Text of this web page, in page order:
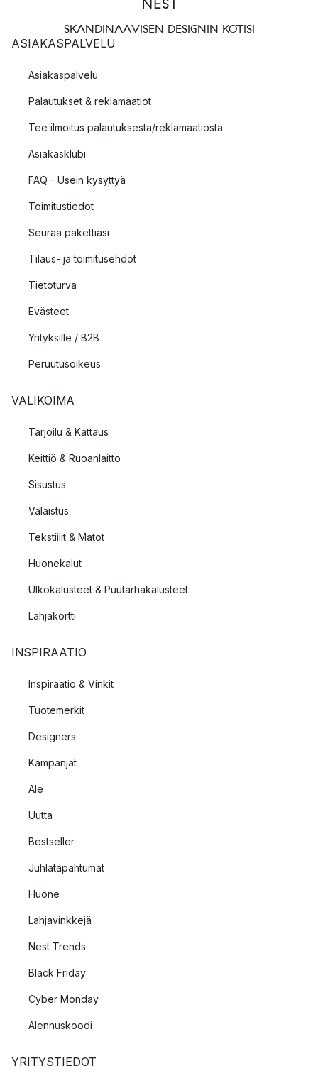
SKANDINAAVISEN DESIGNIN KOTISI
ASIAKASPALVELU
Asiakaspalvelu
Palautukset & reklamaatiot
Tee ilmoitus palautuksesta/reklamaatiosta
Asiakasklubi
FAQ - Usein kysyttyä
Toimitustiedot
Seuraa pakettiasi
Tilaus- ja toimitusehdot
Tietoturva
Evästeet
Yrityksille / B2B
Peruutusoikeus
VALIKOIMA
Tarjoilu & Kattaus
Keittiö & Ruoanlaitto
Sisustus
Valaistus
Tekstiilit & Matot
Huonekalut
Ulkokalusteet & Puutarhakalusteet
Lahjakortti
INSPIRAATIO
Inspiraatio & Vinkit
Tuotemerkit
Designers
Kampanjat
Ale
Uutta
Bestseller
Juhlatapahtumat
Huone
Lahjavinkkejä
Nest Trends
Black Friday
Cyber Monday
Alennuskoodi
YRITYSTIEDOT